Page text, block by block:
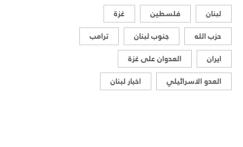
لبنان فلسطين
غزة
حزب الله
جنوب لبنان
ترامب
ايران
العدوان على غزة
العدو الاسرائيلي
اخبار لبنان